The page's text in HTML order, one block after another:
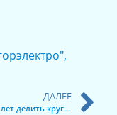
,
ДАЛЕЕ
Как шесть лет делить круглое на квадратное.